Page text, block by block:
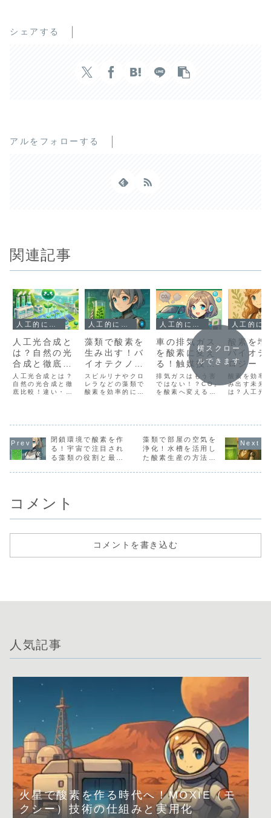
シェアする
アルをフォローする
関連記事
人工的に酸素をつくる方法は？
人工光合成と
は？自然の光
合成と徹底比
較！違い・仕
組み・活用法
を解説
人工光合成とは？
自然の光合成と徹
底比較！違い・仕
法を解説 1. はじ
めに：光合成と
は？ 光合成とは、
植物やシアノバク
人工的に酸素をつくる方法は？
藻類で酸素を
生み出す！バ
イオテクノロ
ジーによる持
続可能な酸素
供給
スピルリナやクロ
レラなどの藻類で
酸素を効率的に生
用、今後の応用ま
でをアルの研究日
誌形式で徹底解
説。
人工的に酸素をつくる方法は？
車の排気ガス
を酸素に変え
る！触媒技術
とスマート空
気清浄システ
ムとは？
排気ガスはもう害
ではない！？CO₂
を酸素へ変える最
共に詳しく紹介！
酸素を増
バイオテ
ロジー！
光合成と
の融合で
する未来
酸素を効率
み出す未来
は？人工光
アルの研究
式で詳しく
ます。
横スクロー
ルできます
閉鎖環境で酸素を作
る！宇宙で注目され
る藻類の役割と最先
藻類で部屋の空気を
浄化！水槽を活用し
た酸素生産の方法と
コメント
コメントを書き込む
人気記事
火星で酸素を作る時代へ！MOXIE（モ
クシー）技術の仕組みと実用化